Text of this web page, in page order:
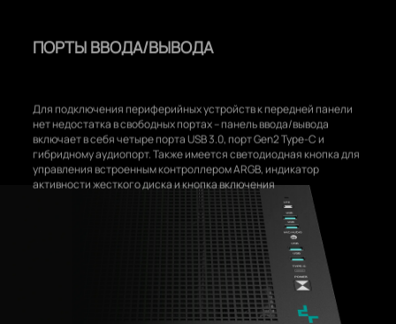
ПОРТЫ ВВОДА/ВЫВОДА
включает в себя четыре порта USB 3.0, порт Gen2 Type-C и
гибридному аудиопорт. Также имеется светодиодная кнопка для
управления встроенным контроллером ARGB, индикатор
активности жесткого диска и кнопка включения